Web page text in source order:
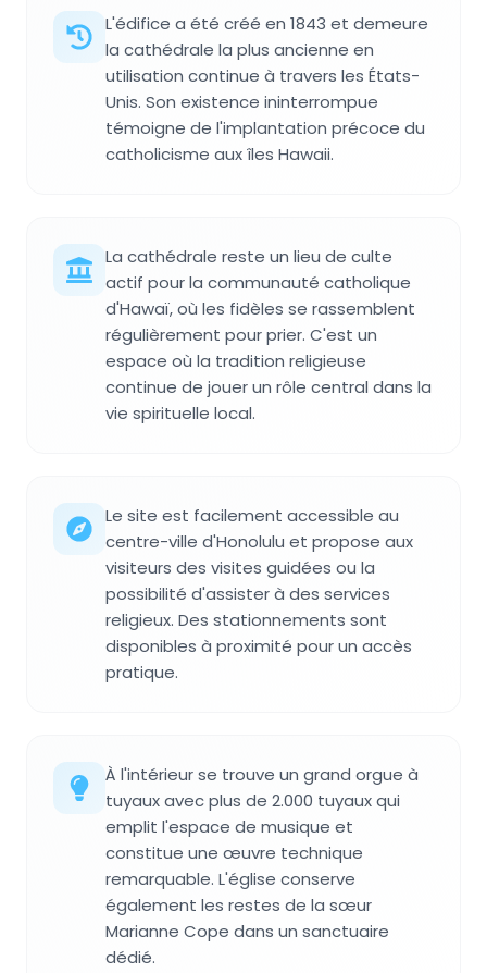
L'édifice a été créé en 1843 et demeure
la cathédrale la plus ancienne en
utilisation continue à travers les États-
Unis. Son existence ininterrompue
témoigne de l'implantation précoce du
catholicisme aux îles Hawaii.
La cathédrale reste un lieu de culte
actif pour la communauté catholique
d'Hawaï, où les fidèles se rassemblent
régulièrement pour prier. C'est un
espace où la tradition religieuse
continue de jouer un rôle central dans la
vie spirituelle local.
Le site est facilement accessible au
centre-ville d'Honolulu et propose aux
visiteurs des visites guidées ou la
possibilité d'assister à des services
religieux. Des stationnements sont
disponibles à proximité pour un accès
pratique.
À l'intérieur se trouve un grand orgue à
tuyaux avec plus de 2.000 tuyaux qui
emplit l'espace de musique et
constitue une œuvre technique
remarquable. L'église conserve
également les restes de la sœur
Marianne Cope dans un sanctuaire
dédié.